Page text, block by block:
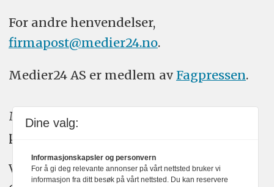
For andre henvendelser,
firmapost@medier24.no.
Medier24 AS er medlem av Fagpressen.
Medier24 arbeider etter Vær Varsom-
plakatens regler for god presseskikk.
Vi bruker KI-verktøy som ChatGPT,
Dine valg:
Informasjonskapsler og personvern
For å gi deg relevante annonser på vårt nettsted bruker vi
informasjon fra ditt besøk på vårt nettsted. Du kan reservere